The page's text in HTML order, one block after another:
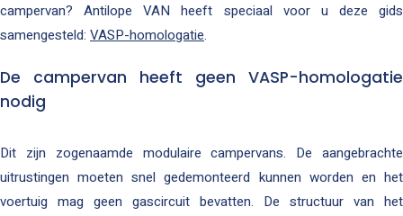
campervan? Antilope VAN heeft speciaal voor u deze gids
samengesteld: VASP-homologatie.
De campervan heeft geen VASP-homologatie
nodig
Dit zijn zogenaamde modulaire campervans. De aangebrachte
uitrustingen moeten snel gedemonteerd kunnen worden en het
voertuig mag geen gascircuit bevatten. De structuur van het